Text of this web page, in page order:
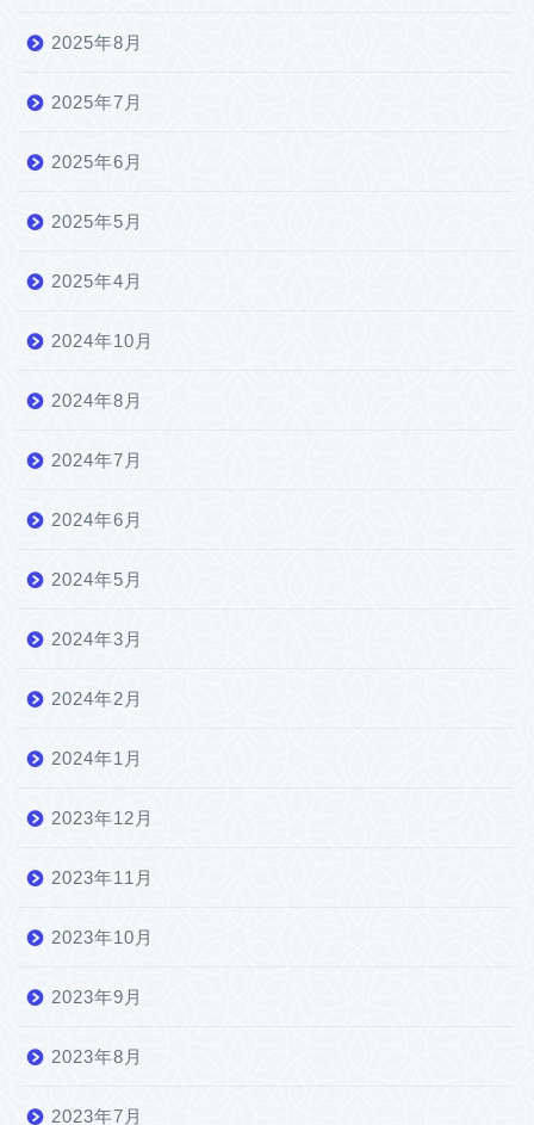
2025年8月
2025年7月
2025年6月
2025年5月
2025年4月
2024年10月
2024年8月
2024年7月
2024年6月
2024年5月
2024年3月
2024年2月
2024年1月
2023年12月
2023年11月
2023年10月
2023年9月
2023年8月
2023年7月